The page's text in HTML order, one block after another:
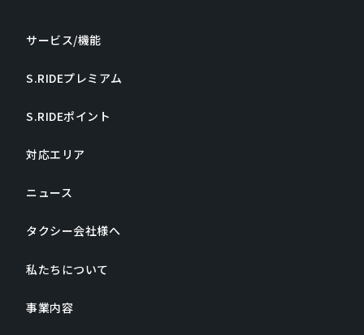
サービス/機能
S.RIDEプレミアム
S.RIDEポイント
対応エリア
ニュース
タクシー会社様へ
私たちについて
事業内容